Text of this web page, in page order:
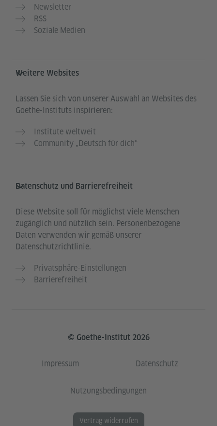
Newsletter
RSS
Soziale Medien
Weitere Websites
Lassen Sie sich von unserer Auswahl an Websites des
Goethe-Instituts inspirieren:
Institute weltweit
Community „Deutsch für dich“
Datenschutz und Barrierefreiheit
Diese Website soll für möglichst viele Menschen
zugänglich und nützlich sein. Personenbezogene
Daten verwenden wir gemäß unserer
Datenschutzrichtlinie.
Privatsphäre-Einstellungen
Barrierefreiheit
© Goethe-Institut 2026
Impressum Datenschutz
Nutzungsbedingungen
Vertrag widerrufen